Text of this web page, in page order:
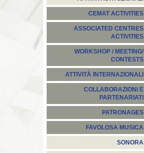
CEMAT ACTIVITIES
ASSOCIATED CENTRES
ACTIVITIES
WORKSHOP / MEETING/
CONTESTS
ATTIVITÀ INTERNAZIONALI
COLLABORAZIONI E
PARTENARIATI
PATRONAGES
FAVOLOSA MUSICA
SONORA